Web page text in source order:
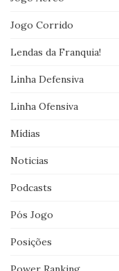
Jogo Corrido
Lendas da Franquia!
Linha Defensiva
Linha Ofensiva
Mídias
Noticias
Podcasts
Pós Jogo
Posições